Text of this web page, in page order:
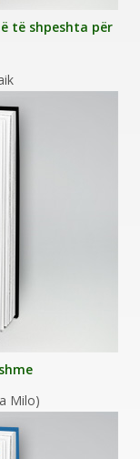
të shpeshta për
Milo)